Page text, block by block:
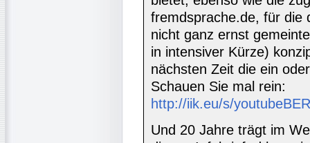
fremdsprache.de, für die
nicht ganz ernst
in intensiver Kürze)
nächsten Zeit die ein
Schauen Sie mal rein:
http://iik.eu/s/youtubeBER
Und 20 Jahre trägt im